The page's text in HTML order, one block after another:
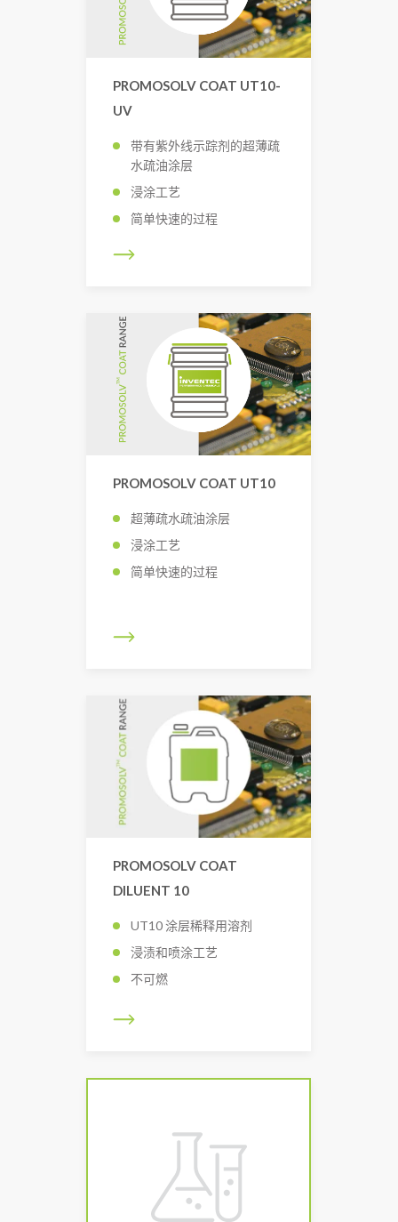
PROMOSOLV COAT UT10-
UV
带有紫外线示踪剂的超薄疏
水疏油涂层
浸涂工艺
简单快速的过程
PROMOSOLV COAT UT10
超薄疏水疏油涂层
浸涂工艺
简单快速的过程
PROMOSOLV COAT
DILUENT 10
UT10 涂层稀释用溶剂
浸渍和喷涂工艺
不可燃